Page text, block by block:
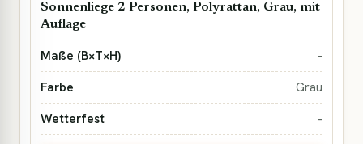
Sonnenliege 2 Personen, Polyrattan, Grau, mit
Auflage
–
Grau
–